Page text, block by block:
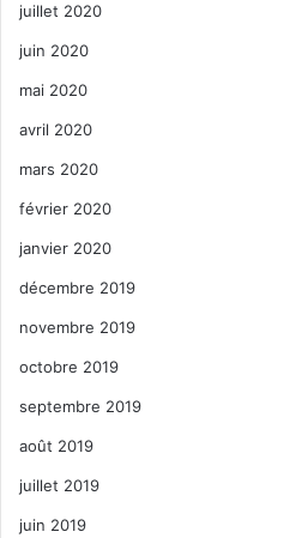
juillet 2020
juin 2020
mai 2020
avril 2020
mars 2020
février 2020
janvier 2020
décembre 2019
novembre 2019
octobre 2019
septembre 2019
août 2019
juillet 2019
juin 2019